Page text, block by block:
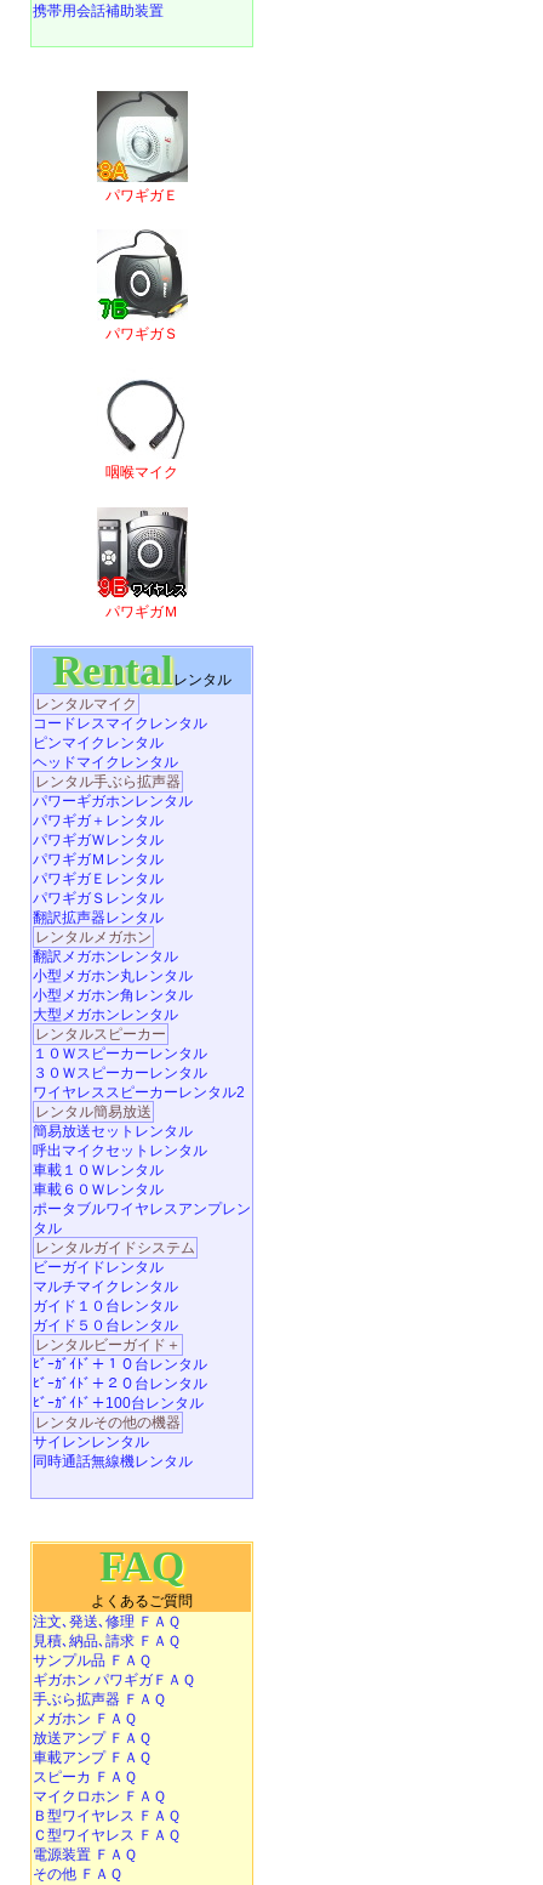
携帯用会話補助装置
パワギガＥ
パワギガＳ
咽喉マイク
パワギガＭ
Rentalレンタル
レンタルマイク
コードレスマイクレンタル
ピンマイクレンタル
ヘッドマイクレンタル
レンタル手ぶら拡声器
パワーギガホンレンタル
パワギガ＋レンタル
パワギガＷレンタル
パワギガＭレンタル
パワギガＥレンタル
パワギガＳレンタル
翻訳拡声器レンタル
レンタルメガホン
翻訳メガホンレンタル
小型メガホン丸レンタル
小型メガホン角レンタル
大型メガホンレンタル
レンタルスピーカー
１０Ｗスピーカーレンタル
３０Ｗスピーカーレンタル
ワイヤレススピーカーレンタル2
レンタル簡易放送
簡易放送セットレンタル
呼出マイクセットレンタル
車載１０Ｗレンタル
車載６０Ｗレンタル
ポータブルワイヤレスアンプレン
タル
レンタルガイドシステム
ビーガイドレンタル
マルチマイクレンタル
ガイド１０台レンタル
ガイド５０台レンタル
レンタルビーガイド＋
ﾋﾞｰｶﾞｲﾄﾞ＋１０台レンタル
ﾋﾞｰｶﾞｲﾄﾞ＋２０台レンタル
ﾋﾞｰｶﾞｲﾄﾞ＋100台レンタル
レンタルその他の機器
サイレンレンタル
同時通話無線機レンタル
FAQ
よくあるご質問
注文､発送､修理 ＦＡＱ
見積､納品､請求 ＦＡＱ
サンプル品 ＦＡＱ
ギガホン パワギガＦＡＱ
手ぶら拡声器 ＦＡＱ
メガホン ＦＡＱ
放送アンプ ＦＡＱ
車載アンプ ＦＡＱ
スピーカ ＦＡＱ
マイクロホン ＦＡＱ
Ｂ型ワイヤレス ＦＡＱ
Ｃ型ワイヤレス ＦＡＱ
電源装置 ＦＡＱ
その他 ＦＡＱ